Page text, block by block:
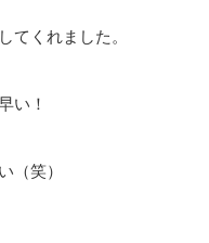
てくれました。
い！
（笑）